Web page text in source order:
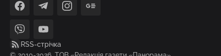
facebooktelegraminstagramgoogle_news
viber
youtube
RSS-стрічка